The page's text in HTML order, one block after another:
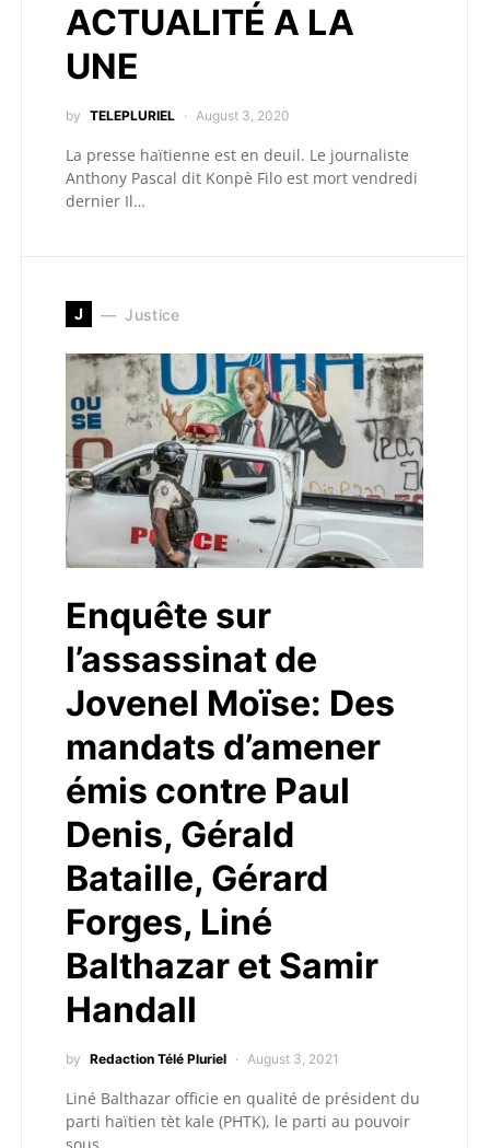
ACTUALITÉ A LA
UNE
by TELEPLURIEL August 3, 2020
La presse haïtienne est en deuil. Le journaliste
Anthony Pascal dit Konpè Filo est mort vendredi
dernier Il…
J Justice
Enquête sur
l’assassinat de
Jovenel Moïse: Des
mandats d’amener
émis contre Paul
Denis, Gérald
Bataille, Gérard
Forges, Liné
Balthazar et Samir
Handall
by Redaction Télé Pluriel August 3, 2021
Liné Balthazar officie en qualité de président du
parti haïtien tèt kale (PHTK), le parti au pouvoir